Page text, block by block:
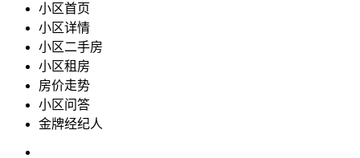
小区首页
小区详情
小区二手房
小区租房
房价走势
小区问答
金牌经纪人